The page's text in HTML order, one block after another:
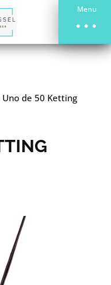
Menu
Uno de 50 Ketting